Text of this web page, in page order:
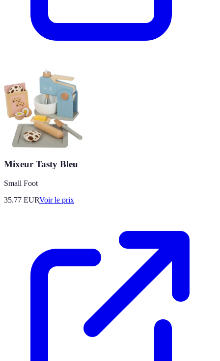
Mixeur Tasty Bleu
Small Foot
35.77 EURVoir le prix